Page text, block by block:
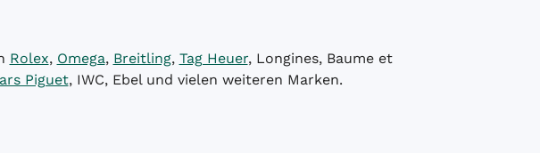
Rolex, Omega, Breitling, Tag Heuer, Longines, Baume et
Piguet, IWC, Ebel und vielen weiteren Marken.